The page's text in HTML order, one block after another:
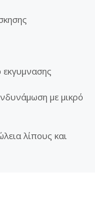
εκγυμνασης
με μικρό
λίπους και